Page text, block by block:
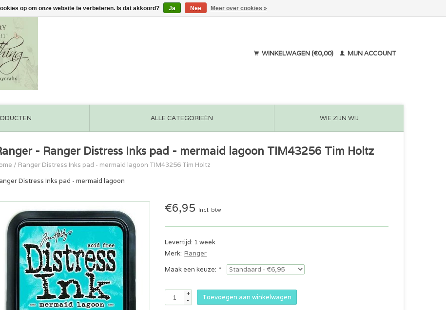
WINKELWAGEN (€0,00) MIJN ACCOUNT
ALLE CATEGORIEËN WIE ZIJN WIJ
- Ranger Distress Inks pad - mermaid lagoon TIM43256 Tim Holtz
/ Ranger Distress Inks pad - mermaid lagoon TIM43256 Tim Holtz
Distress Inks pad - mermaid lagoon
€6,95 Incl. btw
Levertijd: 1 week
Merk: Ranger
Maak een keuze: *
+
-
Toevoegen aan winkelwagen
op om onze website te verbeteren. Is dat akkoord? Ja Nee Meer over cookies »